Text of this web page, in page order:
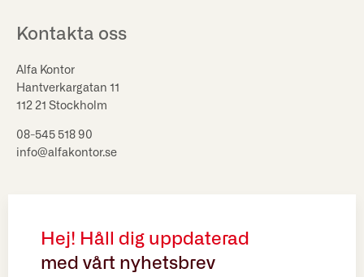
Kontakta oss
Alfa Kontor
Hantverkargatan 11
112 21 Stockholm
08-545 518 90
info@alfakontor.se
Hej! Håll dig uppdaterad
med vårt nyhetsbrev